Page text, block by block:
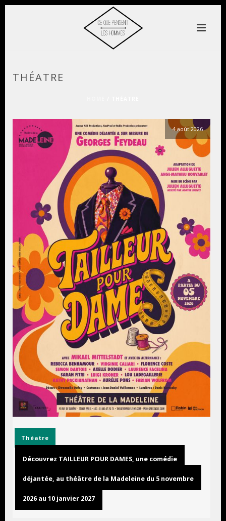
THÉATRE
4 août 2026
Théatre
Découvrez TAILLEUR POUR DAMES, une comédie
déjantée, au théâtre de la Madeleine du 5 novembre
2026 au 10 janvier 2027